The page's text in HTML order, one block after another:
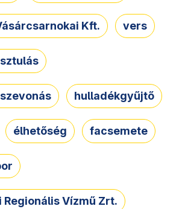
Kft. vers
hulladékgyűjtő
élhetőség facsemete
Regionális Vízmű Zrt.